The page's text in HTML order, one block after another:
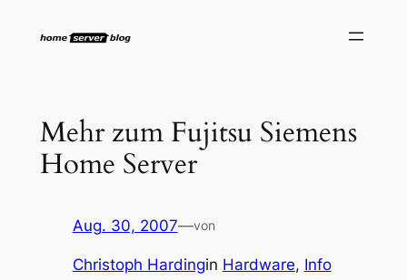
Inhalt
Mehr zum Fujitsu Siemens
Home Server
Aug. 30, 2007—von
Christoph Hardingin Hardware, Info